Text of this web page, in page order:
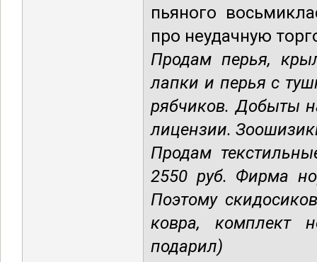
пьяного
про неудачную
Продам перья,
лапки и перья с
рябчиков. Добыты
лицензии.
Продам
2550 руб. Фирма
Поэтому
ковра, комплект
подарил)